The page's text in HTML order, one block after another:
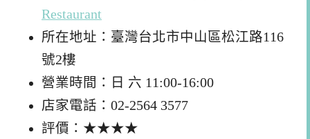
Restaurant
所在地址：臺灣台北市中山區松江路116
號2樓
營業時間：日 六 11:00-16:00
店家電話：02-2564 3577
評價：★★★★